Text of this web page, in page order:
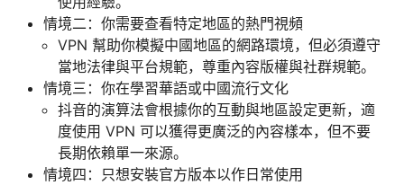
情境二：你需要查看特定地區的熱門視頻
VPN 幫助你模擬中國地區的網路環境，但必須遵守
當地法律與平台規範，尊重內容版權與社群規範。
情境三：你在學習華語或中國流行文化
抖音的演算法會根據你的互動與地區設定更新，適
度使用 VPN 可以獲得更廣泛的內容樣本，但不要
長期依賴單一來源。
情境四：只想安裝官方版本以作日常使用